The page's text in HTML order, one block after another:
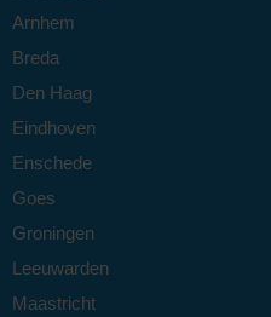
Arnhem
Breda
Den Haag
Eindhoven
Enschede
Goes
Groningen
Leeuwarden
Maastricht